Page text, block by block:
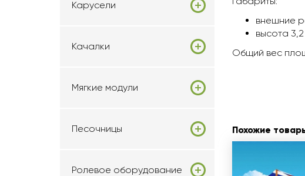
Карусели
Качалки
Мягкие модули
Песочницы
Ролевое оборудование
внешние
высота 3,2
Общий вес
Похожие